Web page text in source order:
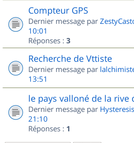
Compteur GPS
Dernier message par
10:01
Réponses : 3
Recherche de Vttiste
Dernier message par
13:51
le pays valloné de la
Dernier message par
21:10
Réponses : 1